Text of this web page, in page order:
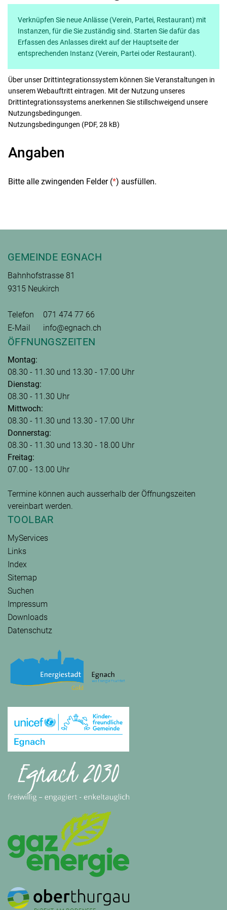
Verknüpfen Sie neue Anlässe (Verein, Partei, Restaurant) mit
Instanzen, für die Sie zuständig sind. Starten Sie dafür das
Erfassen des Anlasses direkt auf der Hauptseite der
entsprechenden Instanz (Verein, Partei oder Restaurant).
Über unser Drittintegrationssystem können Sie Veranstaltungen in
unserem Webauftritt eintragen. Mit der Nutzung unseres
Drittintegrationssystems anerkennen Sie stillschweigend unsere
Nutzungsbedingungen.
Nutzungsbedingungen (PDF, 28 kB)
Angaben
Bitte alle zwingenden Felder (*) ausfüllen.
Fusszeile
GEMEINDE EGNACH
Bahnhofstrasse 81
9315 Neukirch
Telefon
071 474 77 66
E-Mail
info@egnach.ch
ÖFFNUNGSZEITEN
Montag:
08.30 - 11.30 und 13.30 - 17.00 Uhr
Dienstag:
08.30 - 11.30 Uhr
Mittwoch:
08.30 - 11.30 und 13.30 - 17.00 Uhr
Donnerstag:
08.30 - 11.30 und 13.30 - 18.00 Uhr
Freitag:
07.00 - 13.00 Uhr
Termine können auch ausserhalb der Öffnungszeiten
vereinbart werden.
TOOLBAR
MyServices
Links
Index
Sitemap
Suchen
Impressum
Downloads
Datenschutz